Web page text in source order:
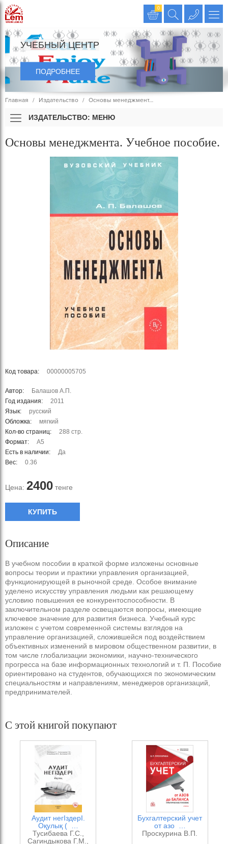
0
УЧЕБНЫЙ ЦЕНТР
ПОДРОБНЕЕ
Главная Издательство Основы менеджмент…
ИЗДАТЕЛЬСТВО: МЕНЮ
Основы менеджмента. Учебное пособие.
Код товара: 00000005705
Автор:
Балашов А.П.
Год издания:
2011
Язык:
русский
Обложка:
мягкий
Кол-во страниц:
288 стр.
Формат:
А5
Есть в наличии:
Да
Вес:
0.36
Цена: 2400 тенге
КУПИТЬ
Описание
В учебном пособии в краткой форме изложены основные
вопросы теории и практики управления организацией,
функционирующей в рыночной среде. Особое внимание
уделено искусству управления людьми как решающему
условию повышения ее конкурентоспособности. В
заключительном разделе освещаются вопросы, имеющие
ключевое значение для развития бизнеса. Учебный курс
изложен с учетом современной системы взглядов на
управление организацией, сложившейся под воздействием
объективных изменений в мировом общественном развитии, в
том числе глобализации экономики, научно-технического
прогресса на базе информационных технологий и т. П. Пособие
ориентировано на студентов, обучающихся по экономическим
специальностям и направлениям, менеджеров организаций,
предпринимателей.
С этой книгой покупают
Аудит негІздерІ.
Оқулық ( …
Тусибаева Г.С.,
Сагиндыкова Г.М.,
Бухгалтерский учет
от азо …
Проскурина В.П.